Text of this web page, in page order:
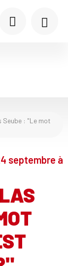
: "Le mot
septembre à